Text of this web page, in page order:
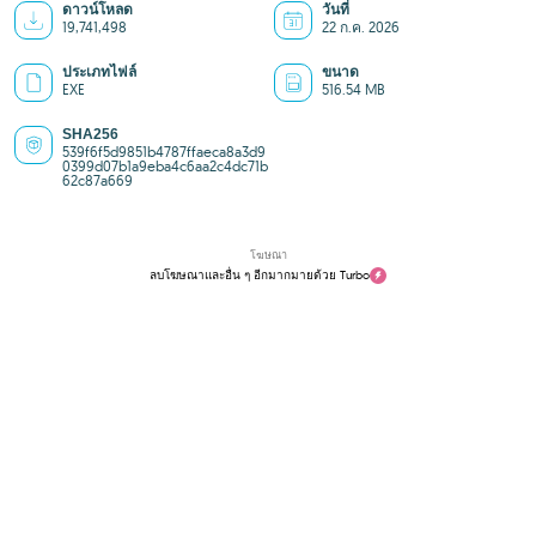
ดาวน์โหลด
19,741,498
วันที่
22 ก.ค. 2026
ประเภทไฟล์
EXE
ขนาด
516.54 MB
SHA256
539f6f5d9851b4787ffaeca8a3d9
0399d07b1a9eba4c6aa2c4dc71b
62c87a669
โฆษณา
ลบโฆษณาและอื่น ๆ อีกมากมายด้วย Turbo